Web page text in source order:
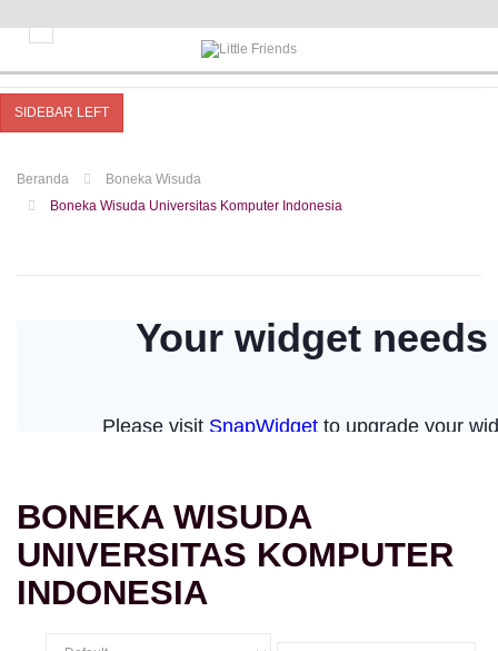
SIDEBAR LEFT
Beranda
Boneka Wisuda
Boneka Wisuda Universitas Komputer Indonesia
BONEKA WISUDA
UNIVERSITAS KOMPUTER
INDONESIA